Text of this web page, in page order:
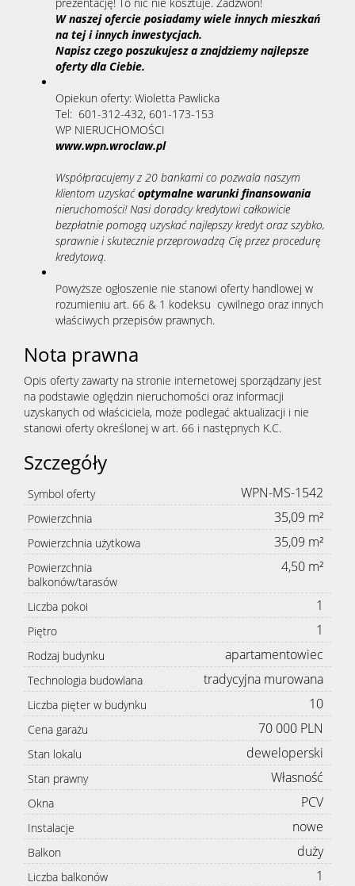
prezentację! To nic nie kosztuje. Zadzwoń!
W naszej ofercie posiadamy wiele innych mieszkań
na tej i innych inwestycjach.
Napisz czego poszukujesz a znajdziemy najlepsze
oferty dla Ciebie.
Opiekun oferty: Wioletta Pawlicka
Tel: 601-312-432, 601-173-153
WP NIERUCHOMOŚCI
www.wpn.wroclaw.pl
Współpracujemy z 20 bankami co pozwala naszym
klientom uzyskaćoptymalne warunki finansowania
nieruchomości! Nasi doradcy kredytowi całkowicie
bezpłatnie pomogą uzyskać najlepszy kredyt oraz szybko,
sprawnie i skutecznie przeprowadzą Cię przez procedurę
kredytową.
Powyższe ogłoszenie nie stanowi oferty handlowej w
rozumieniu art. 66 & 1 kodeksu cywilnego oraz innych
właściwych przepisów prawnych.
Nota prawna
Opis oferty zawarty na stronie internetowej sporządzany jest
na podstawie oględzin nieruchomości oraz informacji
uzyskanych od właściciela, może podlegać aktualizacji i nie
stanowi oferty określonej w art. 66 i następnych K.C.
Szczegóły
Symbol oferty WPN-MS-1542
Powierzchnia 35,09 m²
Powierzchnia użytkowa 35,09 m²
Powierzchnia
balkonów/tarasów
4,50 m²
Liczba pokoi 1
Piętro 1
Rodzaj budynku apartamentowiec
Technologia budowlana tradycyjna murowana
Liczba pięter w budynku 10
Cena garażu 70 000 PLN
Stan lokalu deweloperski
Stan prawny Własność
Okna PCV
Instalacje nowe
Balkon duży
Liczba balkonów 1